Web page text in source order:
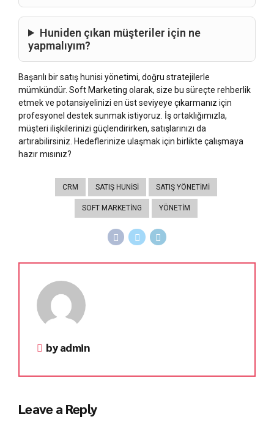
Huniden çıkan müşteriler için ne
yapmalıyım?
Başarılı bir satış hunisi yönetimi, doğru stratejilerle
mümkündür. Soft Marketing olarak, size bu süreçte rehberlik
etmek ve potansiyelinizi en üst seviyeye çıkarmanız için
profesyonel destek sunmak istiyoruz. İş ortaklığımızla,
müşteri ilişkilerinizi güçlendirirken, satışlarınızı da
artırabilirsiniz. Hedeflerinize ulaşmak için birlikte çalışmaya
hazır mısınız?
CRM SATIŞ HUNISI SATIŞ YÖNETIMI
SOFT MARKETING YÖNETIM
by admin
Leave a Reply